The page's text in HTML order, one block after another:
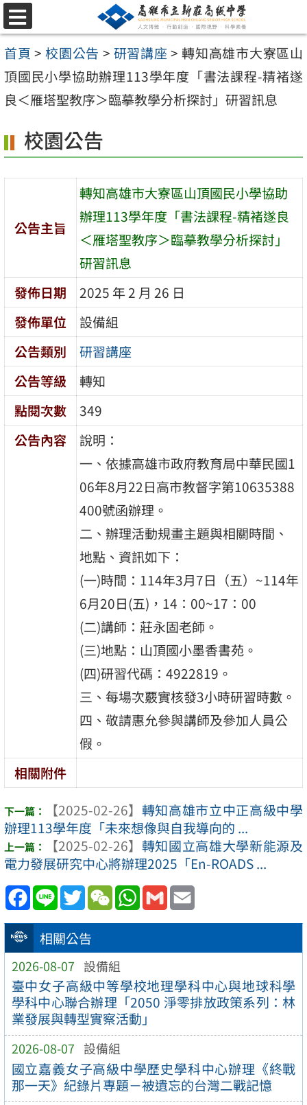
跳
至
主
要
內
區
選
單
首頁 > 校園公告 > 研習講座 > 轉知高雄市大寮區山
頂國民小學協助辦理113學年度「書法課程-精褚遂
良＜雁塔聖教序＞臨摹教學分析探討」研習訊息
相關公告
2026-08-07 設備組
臺中女子高級中等學校地理學科中心與地球科學
學科中心聯合辦理「2050 淨零排放政策系列：林
業發展與轉型實察活動」
2026-08-07 設備組
國立嘉義女子高級中學歷史學科中心辦理《終戰
那一天》紀錄片專題－被遺忘的台灣二戰記憶
校園公告
公告主旨
轉知高雄市大寮區山頂國民小學協助
辦理113學年度「書法課程-精褚遂良
＜雁塔聖教序＞臨摹教學分析探討」
研習訊息
發佈日期
2025 年 2 月 26 日
發佈單位
設備組
公告類別
研習講座
公告等級
轉知
點閱次數
349
公告內容
說明：
一、依據高雄市政府教育局中華民國1
06年8月22日高市教督字第10635388
400號函辦理。
二、辦理活動規畫主題與相關時間、
地點、資訊如下：
(一)時間：114年3月7日（五）~114年
6月20日(五)，14：00~17：00
(二)講師：莊永固老師。
(三)地點：山頂國小墨香書苑。
(四)研習代碼：4922819。
三、每場次覈實核發3小時研習時數。
四、敬請惠允參與講師及參加人員公
假。
相關附件
【2025-02-26】 轉知高雄市立中正高級中學
辦理113學年度「未來想像與自我導向的 ...
【2025-02-26】 轉知國立高雄大學新能源及
電力發展研究中心將辦理2025「En-ROADS ...
Facebook
Line TwitterWeChatWhatsApp
Gmail